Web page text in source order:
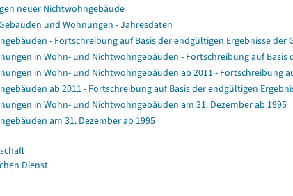
neuer Nichtwohngebäude
und Wohnungen - Jahresdaten
- Fortschreibung auf Basis der endgültigen Ergebnisse der
in Wohn- und Nichtwohngebäuden - Fortschreibung auf
in Wohn- und Nichtwohngebäuden ab 2011 - Fortschreibung
ab 2011 - Fortschreibung auf Basis der endgültigen
in Wohn- und Nichtwohngebäuden am 31. Dezember ab 1995
am 31. Dezember ab 1995
Dienst